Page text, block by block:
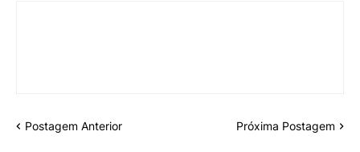
Postagem Anterior Próxima Postagem